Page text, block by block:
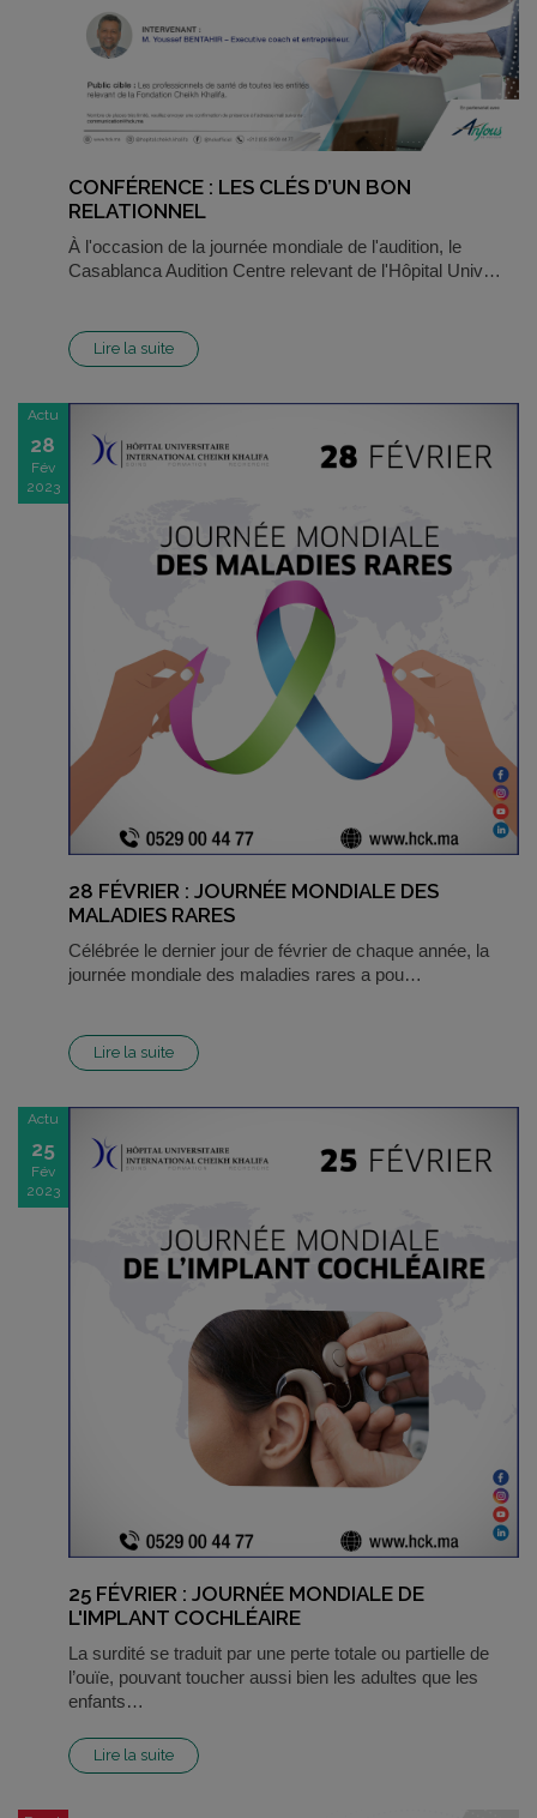
CONFÉRENCE : LES CLÉS D’UN BON
RELATIONNEL
À l'occasion de la journée mondiale de l'audition, le
Casablanca Audition Centre relevant de l'Hôpital Univ…
Lire la suite
Actu
28
Fév
2023
28 FÉVRIER : JOURNÉE MONDIALE DES
MALADIES RARES
Célébrée le dernier jour de février de chaque année, la
journée mondiale des maladies rares a pou…
Lire la suite
Actu
25
Fév
2023
25 FÉVRIER : JOURNÉE MONDIALE DE
L'IMPLANT COCHLÉAIRE
La surdité se traduit par une perte totale ou partielle de
l’ouïe, pouvant toucher aussi bien les adultes que les
enfants…
Lire la suite